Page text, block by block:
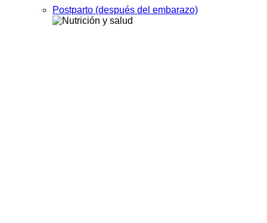
Postparto (después del embarazo)